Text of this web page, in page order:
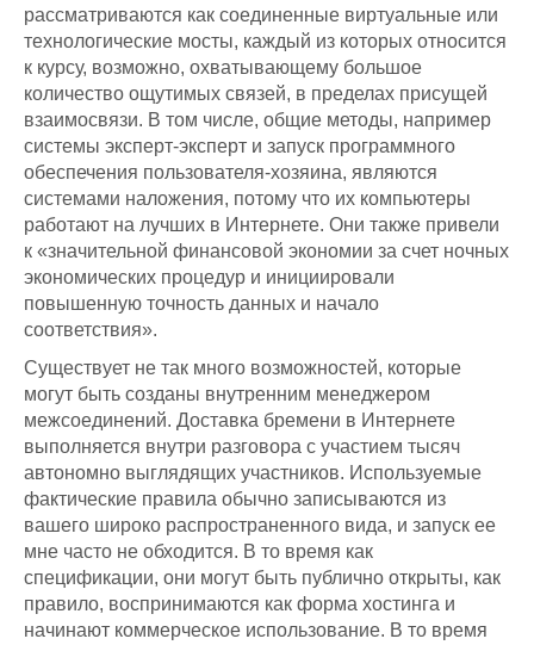
рассматриваются как соединенные виртуальные или
технологические мосты, каждый из которых относится
к курсу, возможно, охватывающему большое
количество ощутимых связей, в пределах присущей
взаимосвязи. В том числе, общие методы, например
системы эксперт-эксперт и запуск программного
обеспечения пользователя-хозяина, являются
системами наложения, потому что их компьютеры
работают на лучших в Интернете. Они также привели
к «значительной финансовой экономии за счет ночных
экономических процедур и инициировали
повышенную точность данных и начало
соответствия».
Существует не так много возможностей, которые
могут быть созданы внутренним менеджером
межсоединений. Доставка бремени в Интернете
выполняется внутри разговора с участием тысяч
автономно выглядящих участников. Используемые
фактические правила обычно записываются из
вашего широко распространенного вида, и запуск ее
мне часто не обходится. В то время как
спецификации, они могут быть публично открыты, как
правило, воспринимаются как форма хостинга и
начинают коммерческое использование. В то время